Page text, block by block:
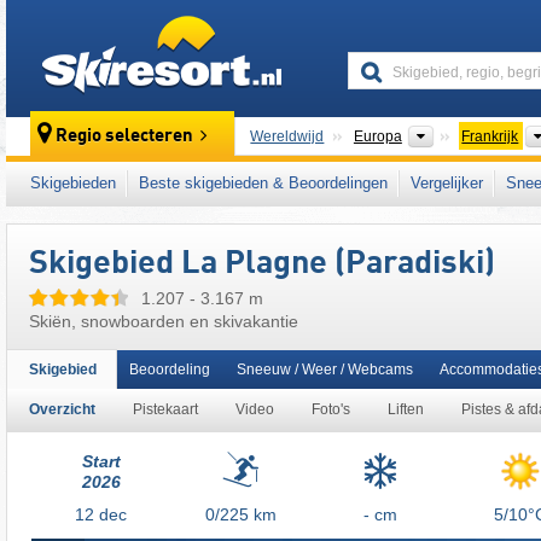
Regio selecteren Wereldwijd Europa Continenten
Frankrijk
Dit skigebied ligt ook in: Paradiski dal van
westelijke Alpen Alpen
Skigebieden Beste skigebieden & Beoordelingen Vergelijker
Skigebied La Plagne (Paradiski)
1.207 - 3.167 m
Skiën, snowboarden en skivakantie
Skigebied
Overzicht Pistekaart Video Foto's Liften Pistes &
Beoordeling Sneeuw / Weer / Webcams
Start
2026
12 dec 0/225km - cm 5/